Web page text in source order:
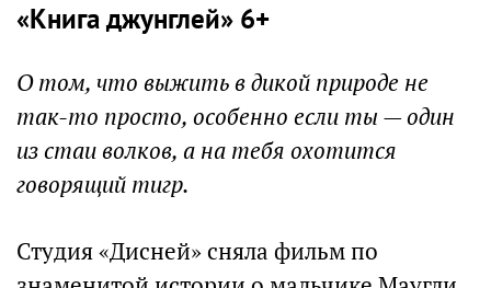
«Книга джунглей» 6+
О том, что выжить в дикой природе не
так-то просто, особенно если ты — один
из стаи волков, а на тебя охотится
говорящий тигр.
Студия «Дисней» сняла фильм по